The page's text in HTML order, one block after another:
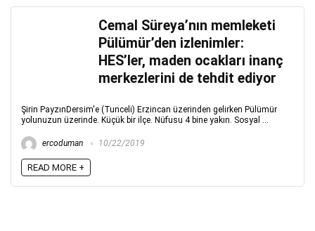
Cemal Süreya’nın memleketi
Pülümür’den izlenimler:
HES’ler, maden ocakları inanç
merkezlerini de tehdit ediyor
Şirin PayzınDersim'e (Tunceli) Erzincan üzerinden gelirken Pülümür
yolunuzun üzerinde. Küçük bir ilçe. Nüfusu 4 bine yakın. Sosyal ...
ercoduman 10/22/2019
READ MORE +